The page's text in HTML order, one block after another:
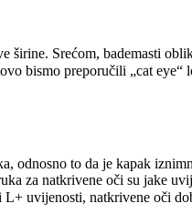
Srećom, bademasti
bismo preporučili „cat
odnosno to da je kapak
za natkrivene oči su jake
uvijenosti, natkrivene oči